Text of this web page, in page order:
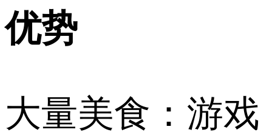
优势
大量美食：游戏